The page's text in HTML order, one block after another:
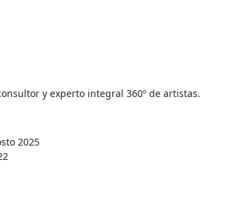
y experto integral 360º de artistas.
2025